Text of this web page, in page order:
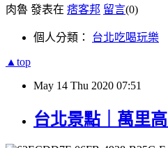
肉魯 發表在 痞客邦 留言(0)
個人分類： 台北吃喝玩樂
▲top
May 14 Thu 2020 07:51
台北景點｜萬里